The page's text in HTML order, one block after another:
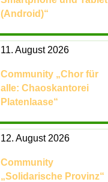
(Android)“
11. August 2026
Community „Chor für
alle: Chaoskantorei
Platenlaase“
12. August 2026
Community
„Solidarische Provinz“